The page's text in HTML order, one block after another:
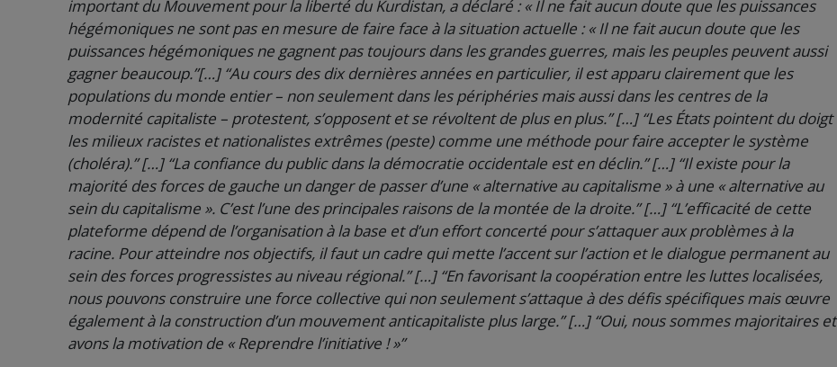
important du Mouvement pour la liberté du Kurdistan, a déclaré : « Il ne fait aucun doute que les puissances
hégémoniques ne sont pas en mesure de faire face à la situation actuelle : « Il ne fait aucun doute que les
puissances hégémoniques ne gagnent pas toujours dans les grandes guerres, mais les peuples peuvent aussi
gagner beaucoup.”[…] “Au cours des dix dernières années en particulier, il est apparu clairement que les
populations du monde entier – non seulement dans les périphéries mais aussi dans les centres de la
modernité capitaliste – protestent, s’opposent et se révoltent de plus en plus.” […] “Les États pointent du doigt
les milieux racistes et nationalistes extrêmes (peste) comme une méthode pour faire accepter le système
(choléra).” […] “La confiance du public dans la démocratie occidentale est en déclin.” […] “Il existe pour la
majorité des forces de gauche un danger de passer d’une « alternative au capitalisme » à une « alternative au
sein du capitalisme ». C’est l’une des principales raisons de la montée de la droite.” […] “L’efficacité de cette
plateforme dépend de l’organisation à la base et d’un effort concerté pour s’attaquer aux problèmes à la
racine. Pour atteindre nos objectifs, il faut un cadre qui mette l’accent sur l’action et le dialogue permanent au
sein des forces progressistes au niveau régional.” […] “En favorisant la coopération entre les luttes localisées,
nous pouvons construire une force collective qui non seulement s’attaque à des défis spécifiques mais œuvre
également à la construction d’un mouvement anticapitaliste plus large.” […] “Oui, nous sommes majoritaires et
avons la motivation de « Reprendre l’initiative ! »”